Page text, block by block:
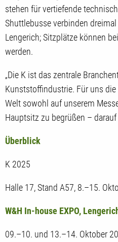
stehen für vertiefende
Shuttlebusse verbinden
Lengerich; Sitzplätze können
werden.
„Die K ist das zentrale
Kunststoffindustrie. Für uns die
Welt sowohl auf unserem
Hauptsitz zu begrüßen –
Überblick
K 2025
Halle 17, Stand A57, 8.–15.
W&H In-house EXPO,
09.–10. und 13.–14. Oktober